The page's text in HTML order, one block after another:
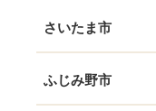
さいたま市
ふじみ野市